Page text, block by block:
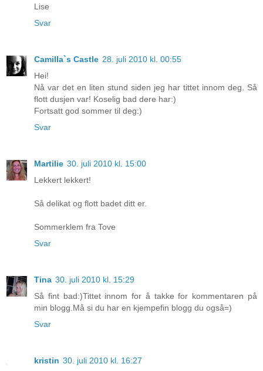
Lise
Svar
Camilla`s Castle 28. juli 2010 kl. 00:55
Hei!
Nå var det en liten stund siden jeg har tittet innom deg. Så
flott dusjen var! Koselig bad dere har:)
Fortsatt god sommer til deg:)
Svar
Martilie 30. juli 2010 kl. 15:00
Lekkert lekkert!
Så delikat og flott badet ditt er.
Sommerklem fra Tove
Svar
Tina 30. juli 2010 kl. 15:29
Så fint bad:)Tittet innom for å takke for kommentaren på
min blogg.Må si du har en kjempefin blogg du også=)
Svar
kristin 30. juli 2010 kl. 16:27